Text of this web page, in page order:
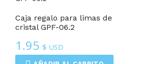
Caja regalo para limas de
cristal GPF-06.2
1.95$ USD